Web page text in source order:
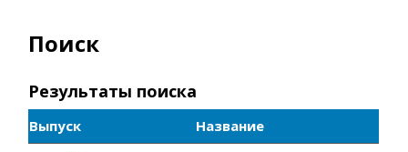
Поиск
Результаты поиска
Выпуск
Название